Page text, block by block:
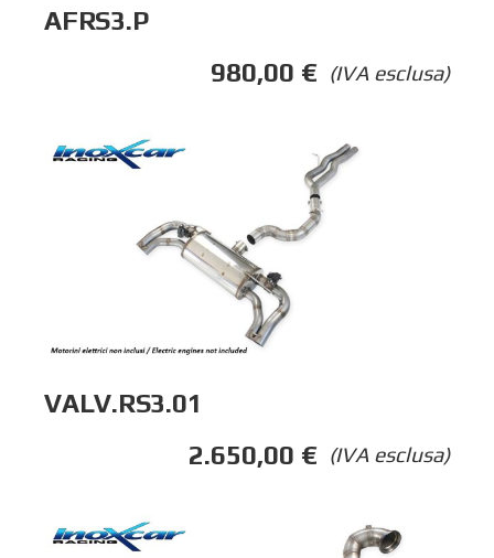
AFRS3.P
(IVA esclusa)
980,00 €
VALV.RS3.01
(IVA esclusa)
2.650,00 €